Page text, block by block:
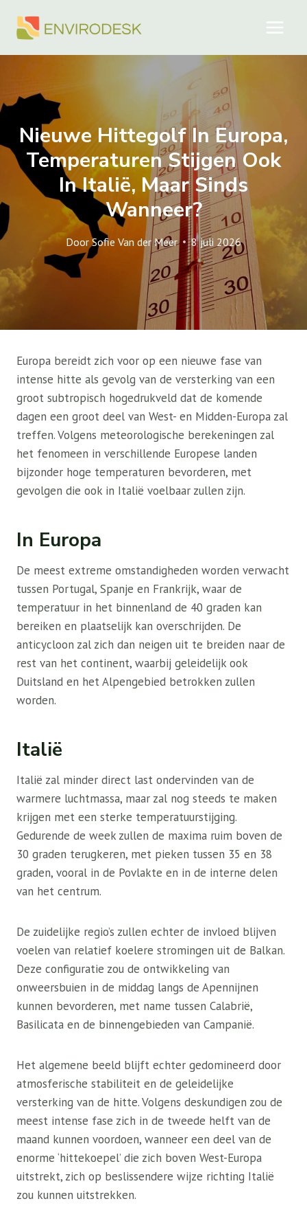
naar
Nieuwe Hittegolf In Europa,
Temperaturen Stijgen Ook
In Italië, Maar Sinds
Wanneer?
DoorSofie Van der Meer 8 juli 2026
Europa bereidt zich voor op een nieuwe fase van
intense hitte als gevolg van de versterking van een
groot subtropisch hogedrukveld dat de komende
dagen een groot deel van West- en Midden-Europa zal
treffen. Volgens meteorologische berekeningen zal
het fenomeen in verschillende Europese landen
bijzonder hoge temperaturen bevorderen, met
gevolgen die ook in Italië voelbaar zullen zijn.
In Europa
De meest extreme omstandigheden worden verwacht
tussen Portugal, Spanje en Frankrijk, waar de
temperatuur in het binnenland de 40 graden kan
bereiken en plaatselijk kan overschrijden. De
anticycloon zal zich dan neigen uit te breiden naar de
rest van het continent, waarbij geleidelijk ook
Duitsland en het Alpengebied betrokken zullen
worden.
Italië
Italië zal minder direct last ondervinden van de
warmere luchtmassa, maar zal nog steeds te maken
krijgen met een sterke temperatuurstijging.
Gedurende de week zullen de maxima ruim boven de
30 graden terugkeren, met pieken tussen 35 en 38
graden, vooral in de Povlakte en in de interne delen
van het centrum.
De zuidelijke regio’s zullen echter de invloed blijven
voelen van relatief koelere stromingen uit de Balkan.
Deze configuratie zou de ontwikkeling van
onweersbuien in de middag langs de Apennijnen
kunnen bevorderen, met name tussen Calabrië,
Basilicata en de binnengebieden van Campanië.
Het algemene beeld blijft echter gedomineerd door
atmosferische stabiliteit en de geleidelijke
versterking van de hitte. Volgens deskundigen zou de
meest intense fase zich in de tweede helft van de
maand kunnen voordoen, wanneer een deel van de
enorme ‘hittekoepel’ die zich boven West-Europa
uitstrekt, zich op beslissendere wijze richting Italië
zou kunnen uitstrekken.